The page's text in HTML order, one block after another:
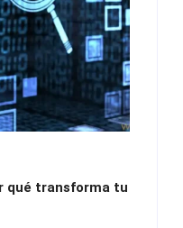
qué transforma tu